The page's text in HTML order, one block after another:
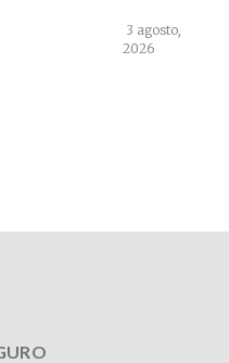
3 agosto,
2026